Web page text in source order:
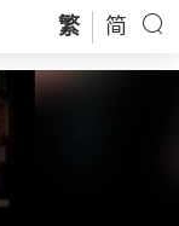
繁 简